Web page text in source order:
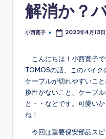
解消か？
Posted
小西寛子 2023年4月13日
こんにちは！小西寛子
TOMOSの話、このバイ
ケーブルが切れやすいこ
換性がないこと、ケーブ
と・・などです。可愛い
ね！
今回は重要保安部品ス